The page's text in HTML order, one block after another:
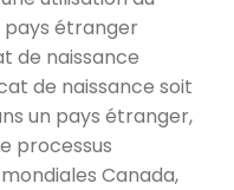
pays étranger
de naissance
de naissance soit
un pays étranger,
processus
Canada,